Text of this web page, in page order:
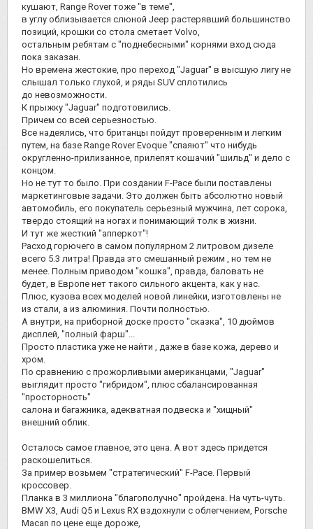
кушают, Range Rover тоже "в теме",
в углу облизывается слюной Jeep растерявший большинство
позиций, крошки со стола сметает Volvo,
остальным ребятам с "поднебесными" корнями вход сюда
пока заказан.
Но времена жестокие, про переход "Jaguar" в высшую лигу не
слышал только глухой, и ряды SUV сплотились
до невозможности.
К прыжку "Jaguar" подготовились.
Причем со всей серьезностью.
Все надеялись, что британцы пойдут проверенным и легким
путем, на базе Range Rover Evoque "спаяют" что нибудь
округленно-прилизанное, прилепят кошачий "шильд" и дело с
концом.
Но не тут то было. При создании F-Pace были поставлены
маркетинговые задачи. Это должен быть абсолютно новый
автомобиль, его покупатель серьезный мужчина, лет сорока,
твердо стоящий на ногах и понимающий толк в жизни.
И тут же жесткий "апперкот"!
Расход горючего в самом популярном 2 литровом дизеле
всего 5.3 литра! Правда это смешанный режим , но тем не
менее. Полным приводом "кошка", правда, баловать не
будет, в Европе нет такого сильного акцента, как у нас.
Плюс, кузова всех моделей новой линейки, изготовлены не
из стали, а из алюминия. Почти полностью.
А внутри, на приборной доске просто "сказка", 10 дюймов
дисплей, "полный фарш"...
Просто пластика уже не найти , даже в базе кожа, дерево и
хром.
По сравнению с прожорливыми американцами, "Jaguar"
выглядит просто "гибридом", плюс сбалансированная
"просторность"
салона и багажника, адекватная подвеска и "хищный"
внешний облик.
Осталось самое главное, это цена. А вот здесь придется
раскошелиться.
За пример возьмем "стратегический" F-Pace. Первый
кроссовер.
Планка в 3 миллиона "благополучно" пройдена. На чуть-чуть.
BMW X3, Аudi Q5 и Lexus RX вздохнули с облегчением, Porsche
Macan по цене еще дороже,